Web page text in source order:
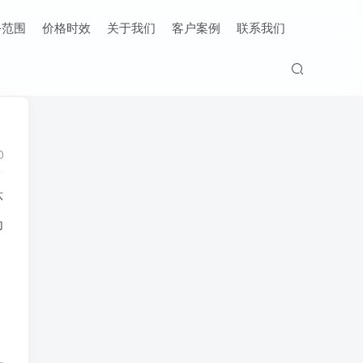
围 价格时效 关于我们 客户案例 联系我们